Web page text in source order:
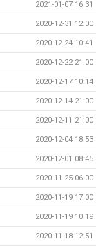
2021-01-07 16:31
2020-12-31 12:00
2020-12-24 10:41
2020-12-22 21:00
2020-12-17 10:14
2020-12-14 21:00
2020-12-11 21:00
2020-12-04 18:53
2020-12-01 08:45
2020-11-25 06:00
2020-11-19 17:00
2020-11-19 10:19
2020-11-18 12:51